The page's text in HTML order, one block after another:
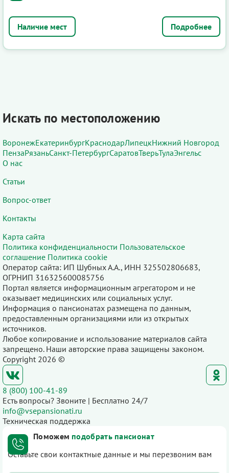
Подробнее
Искать по местоположению
ВоронежЕкатеринбургКраснодарЛипецкНижний Новгород
ПензаРязаньСанкт-ПетербургСаратовТверьТулаЭнгельс
О нас
Статьи
Вопрос-ответ
Контакты
Карта сайта
Политика конфиденциальности Пользовательское
соглашение Политика cookie
Оператор сайта: ИП Шубных А.А., ИНН 325502806683,
ОГРНИП 316325600085756
Портал является информационным агрегатором и не
оказывает медицинских или социальных услуг.
Информация о пансионатах размещена по данным,
предоставленным организациями или из открытых
источников.
Любое копирование и использование материалов сайта
запрещено. Наши авторские права защищены законом.
Copyright 2026 ©
8 (800) 100-41-89
Есть вопросы? Звоните | Бесплатно 24/7
info@vsepansionati.ru
Техническая поддержка
Поможем подобрать пансионат
Оставьте свои контактные данные и мы перезвоним вам